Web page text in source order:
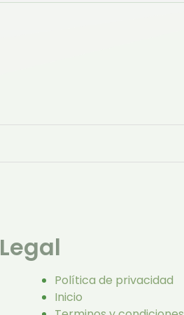
Legal
Política de privacidad
Inicio